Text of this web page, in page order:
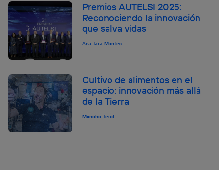
Premios AUTELSI 2025:
Reconociendo la innovación
que salva vidas
Ana Jara Montes
Cultivo de alimentos en el
espacio: innovación más allá
de la Tierra
Moncho Terol